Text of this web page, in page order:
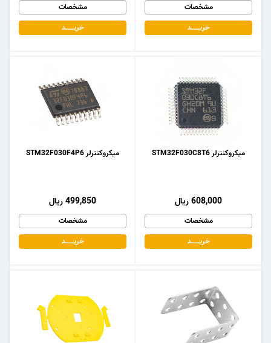
مشخصات
خریـــــــد
مشخصات
خریـــــــد
میکروکنترلر STM32F030F4P6
499,850 ریال
مشخصات
خریـــــــد
میکروکنترلر STM32F030C8T6
608,000 ریال
مشخصات
خریـــــــد